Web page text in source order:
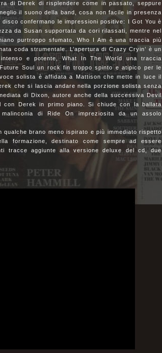
di Derek di risplendere come in passato, seppure
il suono della band, cosa non facile in presenza
confermano le impressioni positive: I Got You è
da Susan supportata da cori rilassati, mentre nel
purtroppo sfumato, Who I Am è una traccia più
coda strumentale. L’apertura di Crazy Cryin’ è un
e potente, What In The World una traccia
Soul un rock fin troppo spinto e atipico per le
solista è affidata a Mattison che mette in luce il
che si lascia andare nella porzione solista senza
di Dixon, autore anche della successiva Devil
con Derek in primo piano. Si chiude con la ballata
di Ride On impreziosita da un assolo
brano meno ispirato e più immediato rispetto
formazione, destinato come sempre ad essere
tracce aggiunte alla versione deluxe del cd, due